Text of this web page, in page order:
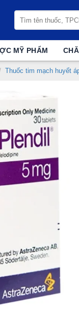
kiếm:
MỸ PHẨM
Thuốc tim mạch huyết